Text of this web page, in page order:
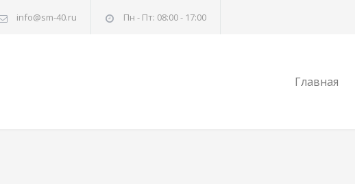
info@sm-40.ru Пн - Пт: 08:00 - 17:00
Главная